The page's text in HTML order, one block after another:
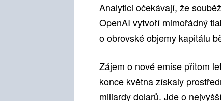
Analytici očekávají, že
OpenAI vytvoří mimořádný
o obrovské objemy kapitálu
Zájem o nové emise přitom
konce května získaly
miliardy dolarů. Jde o